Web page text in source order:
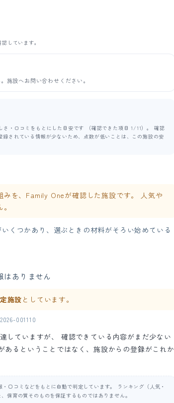
しています。
施設へお問い合わせください。
・口コミをもとにした目安です （確認できた項目 1/11）。 確認
されている情報が少ないため、点数が低いことは、この施設の安
を、Family Oneが確認した施設です。 人気や
くつかあり、選ぶときの材料がそろい始めている
はありません
施設 としています。
001110
していますが、 確認できている内容がまだ少ない
るということではなく、施設からの登録がこれか
口コミなどをもとに自動で判定しています。 ランキング（人気・
保育の質そのものを保証するものではありません。